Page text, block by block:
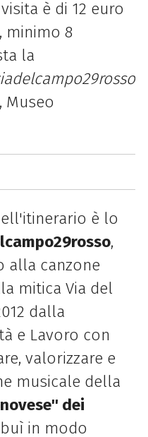
è di 12 euro
minimo 8
la
Museo
è lo
,
alla canzone
mitica Via del
dalla
e Lavoro con
valorizzare e
musicale della
dei
in modo